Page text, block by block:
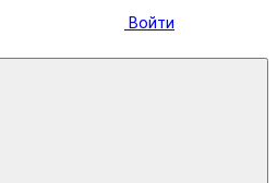
Войти